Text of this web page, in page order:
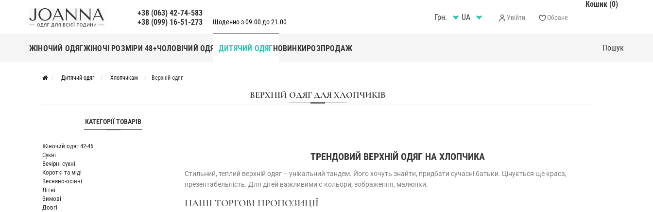
+38 (063) 42-74-583
+38 (099) 16-51-273
Щоденно з 09.00 до 21.00 Грн. Увійти Обране
Кошик (0)
ЖІНОЧИЙ ОДЯГЖІНОЧІ РОЗМІРИ 48+ЧОЛОВІЧИЙ ОДЯГ ДИТЯЧИЙ ОДЯГНОВИНКИРОЗПРОДАЖ
Дитячий одяг Хлопчикам Верхній одяг
ВЕРХНІЙ ОДЯГ ДЛЯ ХЛОПЧИКІВ
КАТЕГОРІЇ ТОВАРІВ
Жіночий одяг 42-46
Сукні
Вечірні сукні
Короткі та міді
Весняно-осінні
Літні
Зимові
Довгі
ТРЕНДОВИЙ ВЕРХНІЙ ОДЯГ НА ХЛОПЧИКА
Стильний, теплий верхній одяг – унікальний тандем. Його хочуть знайти, придбати сучасні батьки. Цінується ще краса,
презентабельність. Для дітей важливими є кольори, зображення, малюнки.
НАШІ ТОРГОВІ ПРОПОЗИЦІЇ